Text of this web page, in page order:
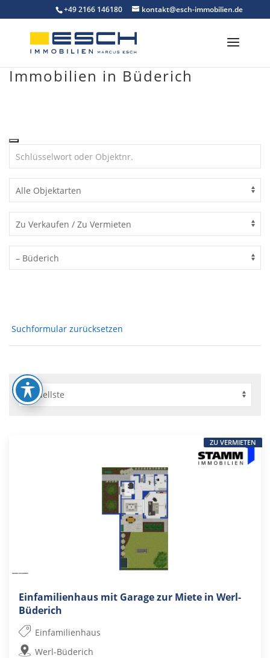
to
content
+49 2166 146180 kontakt@esch-immobilien.de
Immobilien in Büderich
Suchformular zurücksetzen
Einfamilienhaus mit Garage zur Miete in Werl-
Büderich
Einfamilienhaus
Werl-Büderich
ZU VERMIETEN